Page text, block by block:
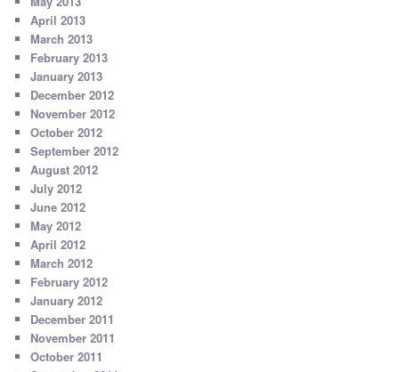
April 2013
March 2013
February 2013
January 2013
December 2012
November 2012
October 2012
September 2012
August 2012
July 2012
June 2012
May 2012
April 2012
March 2012
February 2012
January 2012
December 2011
November 2011
October 2011